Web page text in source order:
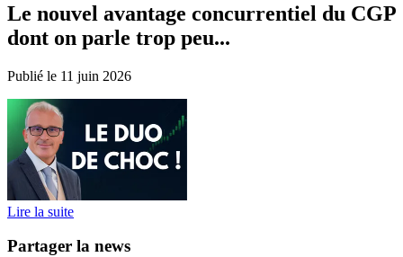
Le nouvel avantage concurrentiel du CGP
dont on parle trop peu...
Publié le 11 juin 2026
Lire la suite
Partager la news